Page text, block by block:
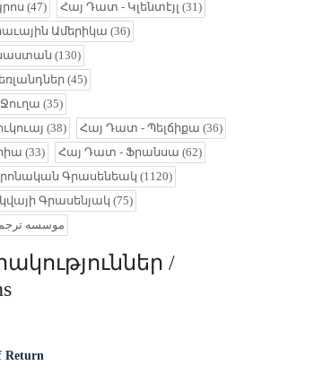
(47) Հայ Դատ - Կլենտէյլ (31)
Ամերիկա (36)
(130)
(45)
(35)
(38) Հայ Դատ - Պելճիքա (36)
(33) Հայ Դատ - Ֆրանսա (62)
Գրասենեակ (1120)
Գրասենյակ (75)
موسسه
/
Return